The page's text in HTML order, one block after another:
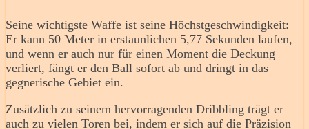
Seine wichtigste Waffe ist seine Höchstgeschwindigkeit:
Er kann 50 Meter in erstaunlichen 5,77 Sekunden laufen,
und wenn er auch nur für einen Moment die Deckung
verliert, fängt er den Ball sofort ab und dringt in das
gegnerische Gebiet ein.
Zusätzlich zu seinem hervorragenden Dribbling trägt er
auch zu vielen Toren bei, indem er sich auf die Präzision